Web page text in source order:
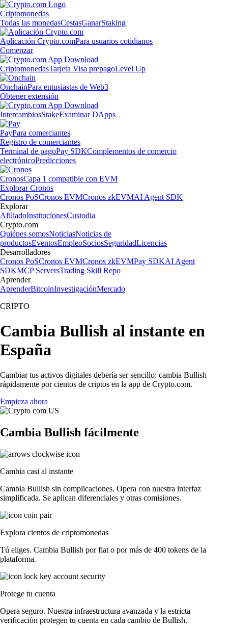
Criptomonedas
Todas las monedasCestasGanarStaking
Aplicación Crypto.comPara usuarios cotidianos
Comenzar
CriptomonedasTarjeta Visa prepagoLevel Up
OnchainPara entusiastas de Web3
Obtener extensión
IntercambiosStakeExaminar DApps
PayPara comerciantes
Registro de comerciantes
Terminal de pagoPay SDKComplementos de comercio
electrónicoPredicciones
CronosCapa 1 compatible con EVM
Explorar Cronos
Cronos PoSCronos EVMCronos zkEVMAI Agent SDK
Explorar
AfiliadoInstitucionesCustodia
Crypto.com
Quiénes somosNoticiasNoticias de
productosEventosEmpleoSociosSeguridadLicencias
Desarrolladores
Cronos PoSCronos EVMCronos zkEVMPay SDKAI Agent
SDKMCP ServersTrading Skill Repo
Aprender
AprenderBitcoinInvestigaciónMercado
CRIPTO
Cambia Bullish al instante en
España
Cambiar tus activos digitales debería ser sencillo: cambia Bullish
rápidamente por cientos de criptos en la app de Crypto.com.
Empieza ahora
Cambia Bullish fácilmente
Cambia casi al instante
Cambia Bullish sin complicaciones. Opera con nuestra interfaz
simplificada. Se aplican diferenciales y otras comisiones.
Explora cientos de criptomonedas
Tú eliges. Cambia Bullish por fiat o por más de 400 tokens de la
plataforma.
Protege tu cuenta
Opera seguro. Nuestra infraestructura avanzada y la estricta
verificación protegen tu cuenta en cada cambio de Bullish.